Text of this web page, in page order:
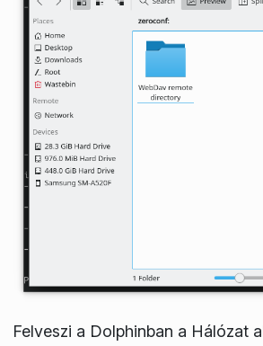
Felveszi a Dolphinban a Hálózat